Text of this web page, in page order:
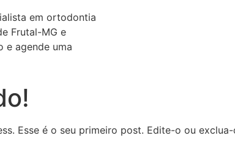
em ortodontia
Frutal-MG e
e agende uma
Esse é o seu primeiro post. Edite-o ou